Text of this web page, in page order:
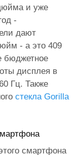
и уже
-
дают
- а это 409
бюджетное
дисплея в
Гц. Также
стекла Gorilla
смартфона